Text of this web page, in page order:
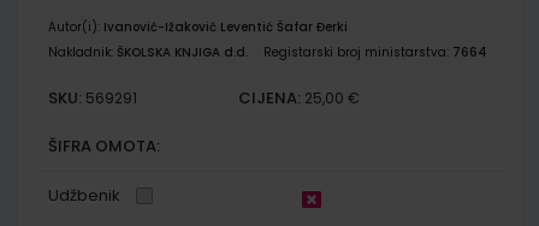
Autor(i): Ivanović-Ižaković Leventić Šafar Đerki
Nakladnik: ŠKOLSKA KNJIGA d.d. Registarski broj ministarstva: 7664
SKU: 569291 CIJENA: 25,00 €
ŠIFRA OMOTA:
Udžbenik